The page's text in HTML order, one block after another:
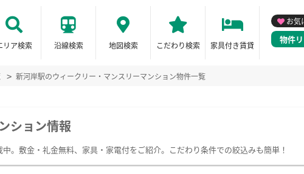
リア検索 沿線検索 地図検索 こだわり検索 家具付き賃貸
お気
物件
新河岸駅のウィークリー・マンスリーマンション物件一覧
ション情報
。敷金・礼金無料、家具・家電付をご紹介。こだわり条件での絞込みも簡単！